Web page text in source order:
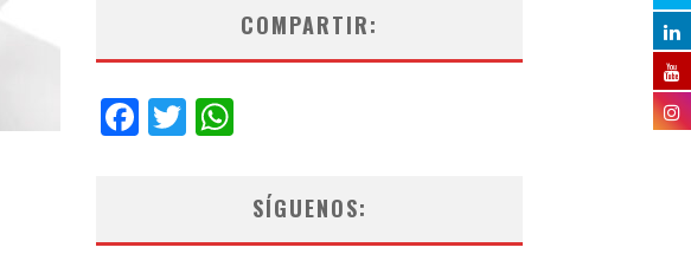
COMPARTIR:
Facebook
Twitter
SÍGUENOS: